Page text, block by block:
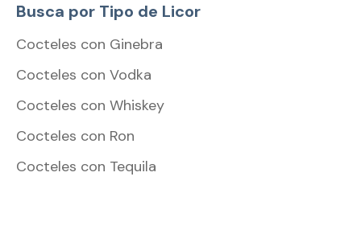
Busca por Tipo de Licor
Cocteles con Ginebra
Cocteles con Vodka
Cocteles con Whiskey
Cocteles con Ron
Cocteles con Tequila